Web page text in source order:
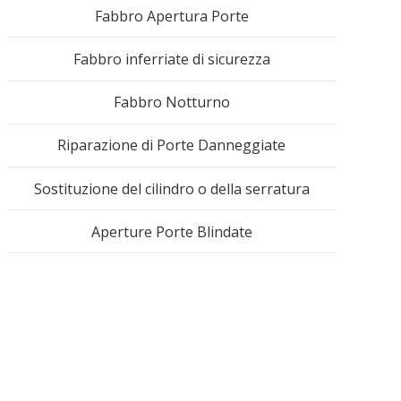
Fabbro Apertura Porte
Fabbro inferriate di sicurezza
Fabbro Notturno
Riparazione di Porte Danneggiate
Sostituzione del cilindro o della serratura
Aperture Porte Blindate